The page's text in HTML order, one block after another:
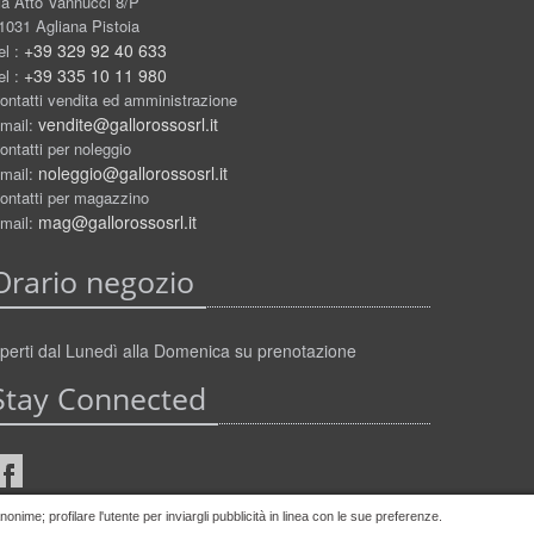
profilare l'utente per inviargli pubblicità in linea con le sue preferenze.
Agliana Pistoia
: +39 329 92 40 633
: +39 335 10 11 980
vendita ed amministrazione
vendite@gallorossosrl.it
per noleggio
noleggio@gallorossosrl.it
per magazzino
mag@gallorossosrl.it
negozio
dal Lunedì alla Domenica su prenotazione
Connected